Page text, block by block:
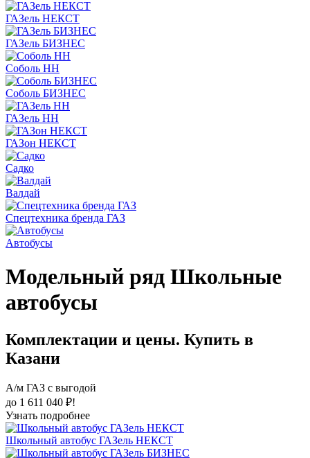
ГАЗель НЕКСТ
ГАЗель БИЗНЕС
Соболь НН
Соболь БИЗНЕС
ГАЗель НН
ГАЗон НЕКСТ
Садко
Валдай
Спецтехника бренда ГАЗ
Автобусы
Модельный ряд Школьные
автобусы
Комплектации и цены. Купить в
Казани
А/м ГАЗ с выгодой
до 1 611 040 ₽!
Узнать подробнее
Школьный автобус ГАЗель НЕКСТ